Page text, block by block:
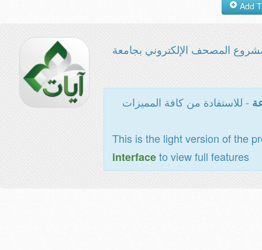
المصحف الإلكتروني بجامعة
- للاستفادة من كافة المميزات
This is the light version of the
interfaceto view full features